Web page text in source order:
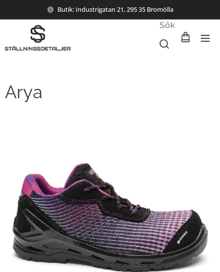
Butik: Industrigatan 21, 295 35 Bromölla
Sök
Arya